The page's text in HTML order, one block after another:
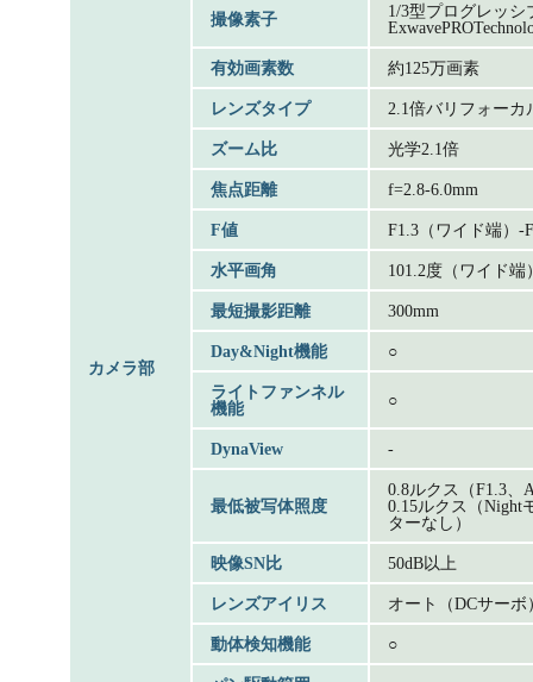
カメラ部
撮像素子
1/3型プログレッ
有効画素数 約125万画素
レンズタイプ 2.1倍バリフォーカ
ズーム比 光学2.1倍
焦点距離 f=2.8-6.0mm
F値 F1.3（ワイド端）-
水平画角 101.2度（ワイド
最短撮影距離 300mm
Day&Night機能 ○
ライトファンネル
機能
○
DynaView -
最低被写体照度
0.8ルクス（F1.3、
0.15ルクス（Night
ターなし）
映像SN比 50dB以上
レンズアイリス オート（DCサー
動体検知機能 ○